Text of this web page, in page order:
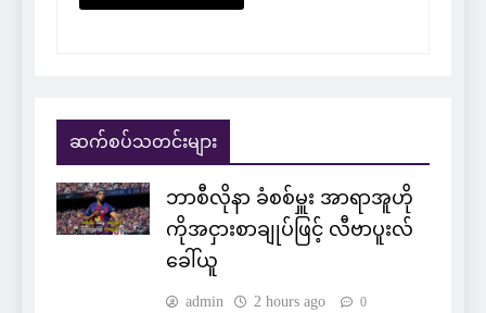
ဆက်စပ်သတင်းများ
ဘာစီလိုနာ ခံစစ်မှူး အာရာအူဟို
ကိုအငှားစာချုပ်ဖြင့် လီဗာပူးလ်
ခေါ်ယူ
admin 2 hours ago 0